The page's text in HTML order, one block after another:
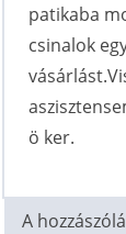
patikaba
csinalok
ö ker.
A